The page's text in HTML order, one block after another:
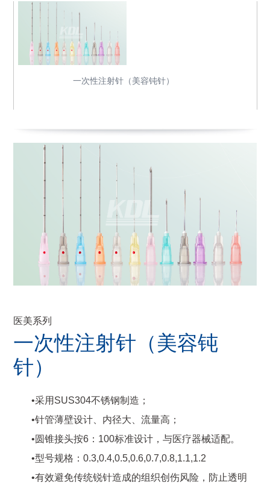
一次性注射针（美容钝针）
医美系列
一次性注射针（美容钝
针）
•采用SUS304不锈钢制造；
•针管薄壁设计、内径大、流量高；
•圆锥接头按6：100标准设计，与医疗器械适配。
•型号规格：0.3,0.4,0.5,0.6,0.7,0.8,1.1,1.2
•有效避免传统锐针造成的组织创伤风险，防止透明